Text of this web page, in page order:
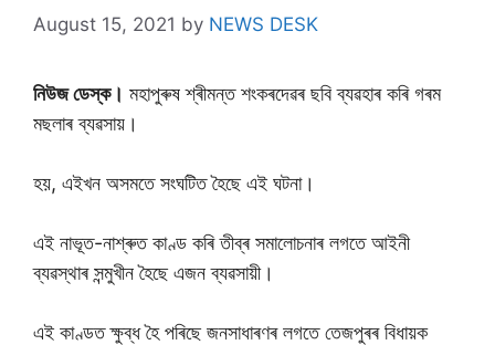
August 15, 2021 by NEWS DESK
নিউজ ডেস্ক। মহাপুৰুষ শ্ৰীমন্ত শংকৰদেৱৰ ছবি ব্যৱহাৰ কৰি গৰম
মছলাৰ ব্যৱসায়।
হয়, এইখন অসমতে সংঘটিত হৈছে এই ঘটনা।
এই নাভূত-নাশ্ৰুত কাণ্ড কৰি তীব্ৰ সমালােচনাৰ লগতে আইনী
ব্যৱস্থাৰ সন্মুখীন হৈছে এজন ব্যৱসায়ী।
এই কাণ্ডত ক্ষুব্ধ হৈ পৰিছে জনসাধাৰণৰ লগতে তেজপুৰৰ বিধায়ক